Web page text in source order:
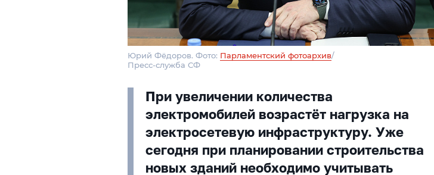
Юрий Фёдоров. Фото: Парламентский фотоархив/
Пресс-служба СФ
При увеличении количества
электромобилей возрастёт нагрузка на
электросетевую инфраструктуру. Уже
сегодня при планировании строительства
новых зданий необходимо учитывать